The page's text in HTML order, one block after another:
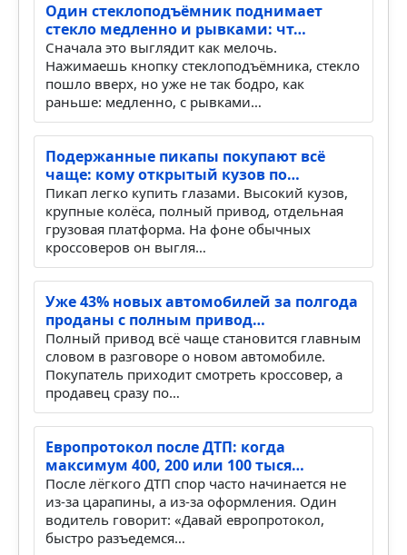
Один стеклоподъёмник поднимает
стекло медленно и рывками: чт…
Сначала это выглядит как мелочь.
Нажимаешь кнопку стеклоподъёмника, стекло
пошло вверх, но уже не так бодро, как
раньше: медленно, с рывками…
Подержанные пикапы покупают всё
чаще: кому открытый кузов по…
Пикап легко купить глазами. Высокий кузов,
крупные колёса, полный привод, отдельная
грузовая платформа. На фоне обычных
кроссоверов он выгля…